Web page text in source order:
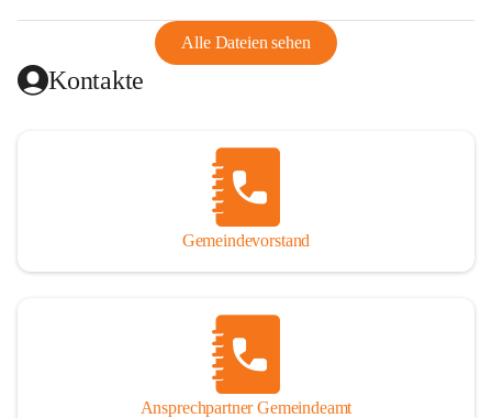
Alle Dateien sehen
Kontakte
Gemeindevorstand
Ansprechpartner Gemeindeamt